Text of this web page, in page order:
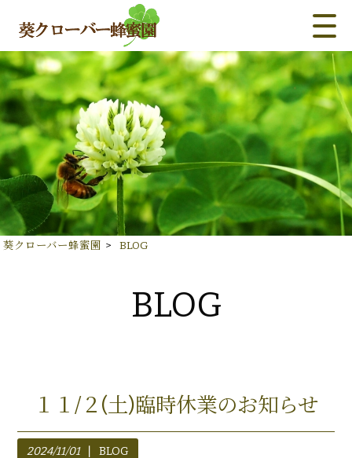
葵クローバー蜂蜜園 > BLOG
BLOG
１１/２(土)臨時休業のお知らせ
2024/11/01 BLOG